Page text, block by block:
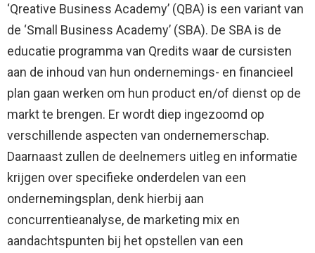
‘Qreative Business Academy’ (QBA) is een variant van
de ‘Small Business Academy’ (SBA). De SBA is de
educatie programma van Qredits waar de cursisten
aan de inhoud van hun ondernemings- en financieel
plan gaan werken om hun product en/of dienst op de
markt te brengen. Er wordt diep ingezoomd op
verschillende aspecten van ondernemerschap.
Daarnaast zullen de deelnemers uitleg en informatie
krijgen over specifieke onderdelen van een
ondernemingsplan, denk hierbij aan
concurrentieanalyse, de marketing mix en
aandachtspunten bij het opstellen van een